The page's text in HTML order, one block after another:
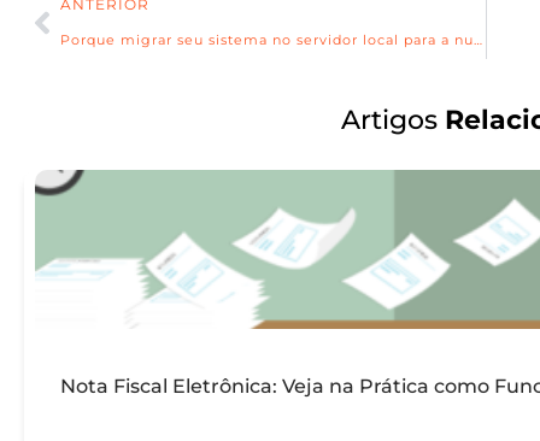
ANTERIOR
Porque migrar seu sistema no servidor local para a nuvem
Artigos
Nota Fiscal Eletrônica: Veja na Prática como